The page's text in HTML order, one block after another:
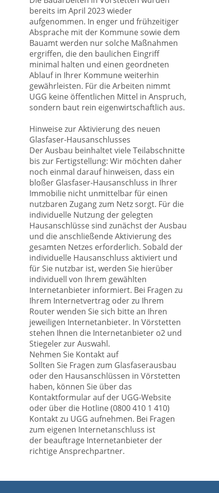
bereits im April 2023 wieder
aufgenommen. In enger und frühzeitiger
Absprache mit der Kommune sowie dem
Bauamt werden nur solche Maßnahmen
ergriffen, die den baulichen Eingriff
minimal halten und einen geordneten
Ablauf in Ihrer Kommune weiterhin
gewährleisten. Für die Arbeiten nimmt
UGG keine öffentlichen Mittel in Anspruch,
sondern baut rein eigenwirtschaftlich aus.
Hinweise zur Aktivierung des neuen
Glasfaser-Hausanschlusses
Der Ausbau beinhaltet viele Teilabschnitte
bis zur Fertigstellung: Wir möchten daher
noch einmal darauf hinweisen, dass ein
bloßer Glasfaser-Hausanschluss in Ihrer
Immobilie nicht unmittelbar für einen
nutzbaren Zugang zum Netz sorgt. Für die
individuelle Nutzung der gelegten
Hausanschlüsse sind zunächst der Ausbau
und die anschließende Aktivierung des
gesamten Netzes erforderlich. Sobald der
individuelle Hausanschluss aktiviert und
für Sie nutzbar ist, werden Sie hierüber
individuell von Ihrem gewählten
Internetanbieter informiert. Bei Fragen zu
Ihrem Internetvertrag oder zu Ihrem
Router wenden Sie sich bitte an Ihren
jeweiligen Internetanbieter. In Vörstetten
stehen Ihnen die Internetanbieter o2 und
Stiegeler zur Auswahl.
Nehmen Sie Kontakt auf
Sollten Sie Fragen zum Glasfaserausbau
oder den Hausanschlüssen in Vörstetten
haben, können Sie über das
Kontaktformular auf der UGG-Website
oder über die Hotline (0800 410 1 410)
Kontakt zu UGG aufnehmen. Bei Fragen
zum eigenen Internetanschluss ist
der beauftrage Internetanbieter der
richtige Ansprechpartner.